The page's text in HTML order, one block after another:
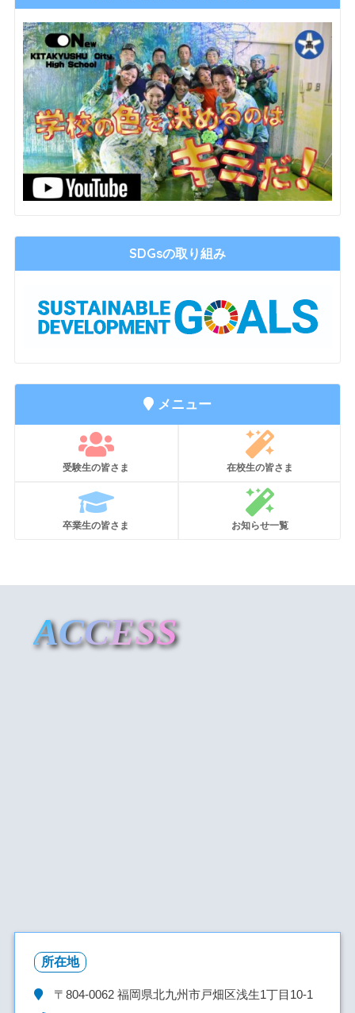
SDGsの取り組み
メニュー
受験生の皆さま 在校生の皆さま
卒業生の皆さま お知らせ一覧
ACCESS
所在地
〒804-0062福岡県北九州市戸畑区浅生1丁目10-1